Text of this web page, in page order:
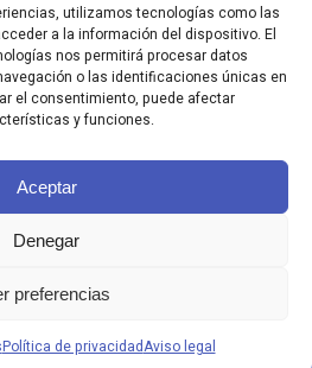
utilizamos tecnologías como las
a la información del dispositivo. El
nos permitirá procesar datos
o las identificaciones únicas en
el consentimiento, puede afectar
y funciones.
Aceptar
Denegar
preferencias
Política de privacidadAviso legal
- IN THE BOX 2026
abono completo